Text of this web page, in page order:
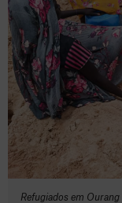
Refugiados em